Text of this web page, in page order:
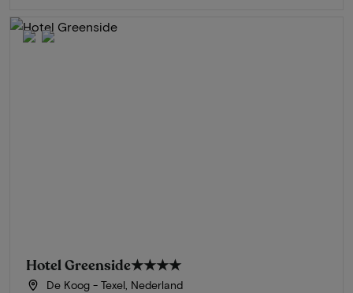
Hotel Greenside★★★★
De Koog - Texel, Nederland